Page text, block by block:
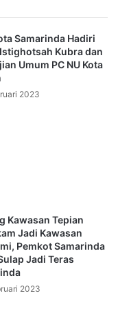
kedepannya
Kecamatan
Palaran, nantinnya
40 ribu ayam
setiap zona, kan
sembarangan,”
Samarinda Hadiri
Kubra dan
Umum PC NU Kota
2023
Kawasan Tepian
Jadi Kawasan
Pemkot Samarinda
Jadi Teras
2023